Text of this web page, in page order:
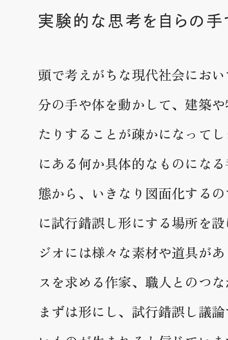
実験的な思考を自らの
頭で考えがちな現代社会にお
分の手や体を動かして、建築
たりすることが疎かになって
にある何か具体的なものにな
態から、いきなり図面化する
に試行錯誤し形にする場所を
ジオには様々な素材や道具が
スを求める作家、職人とのつ
まずは形にし、試行錯誤し議